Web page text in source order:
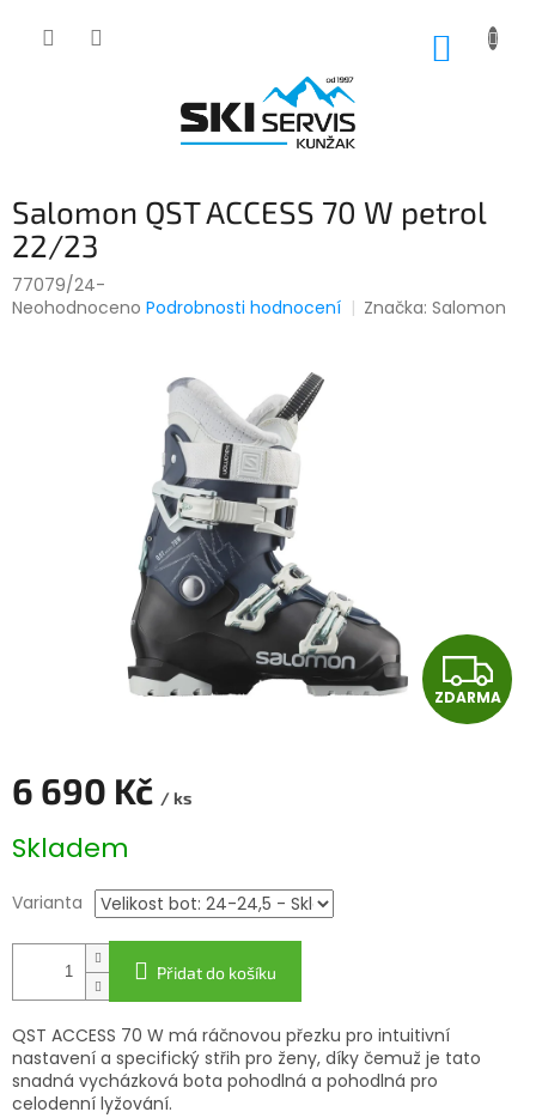
Salomon QST ACCESS 70 W petrol
22/23
77079/24-
Průměrné
Neohodnoceno Podrobnosti hodnocení Značka:Salomon
Z
D
ZDARMA
6 690 Kč / ks
cena:
Skladem
Varianta
Přidat do košíku
QST ACCESS 70 W má ráčnovou přezku pro intuitivní
nastavení a specifický střih pro ženy, díky čemuž je tato
snadná vycházková bota pohodlná a pohodlná pro
celodenní lyžování.